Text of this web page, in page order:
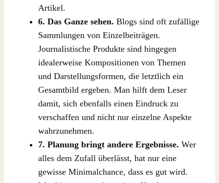
Artikel.
6. Das Ganze sehen. Blogs sind oft zufällige
Sammlungen von Einzelbeiträgen.
Journalistische Produkte sind hingegen
idealerweise Kompositionen von Themen
und Darstellungsformen, die letztlich ein
Gesamtbild ergeben. Man hilft dem Leser
damit, sich ebenfalls einen Eindruck zu
verschaffen und nicht nur einzelne Aspekte
wahrzunehmen.
7. Planung bringt andere Ergebnisse. Wer
alles dem Zufall überlässt, hat nur eine
gewisse Minimalchance, dass es gut wird.